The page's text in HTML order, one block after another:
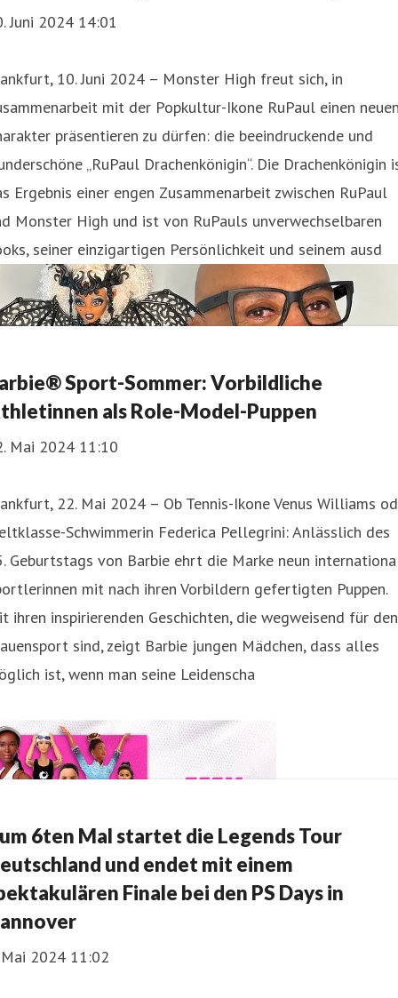
Juni 2024 14:01
10. Juni 2024 – Monster High freut sich, in
mit der Popkultur-Ikone RuPaul einen
präsentieren zu dürfen: die beeindruckende und
„RuPaul Drachenkönigin“. Die Drachenkönigin
Ergebnis einer engen Zusammenarbeit zwischen RuPaul
Monster High und ist von RuPauls unverwechselbaren
seiner einzigartigen Persönlichkeit und seinem ausd
Sport-Sommer: Vorbildliche
als Role-Model-Puppen
Mai 2024 11:10
22. Mai 2024 – Ob Tennis-Ikone Venus Williams
Schwimmerin Federica Pellegrini: Anlässlich des
Geburtstags von Barbie ehrt die Marke neun
mit nach ihren Vorbildern gefertigten Puppen.
ihren inspirierenden Geschichten, die wegweisend für den
sind, zeigt Barbie jungen Mädchen, dass alles
ist, wenn man seine Leidenscha
6ten Mal startet die Legends Tour
und endet mit einem
Finale bei den PS Days in
2024 11:02